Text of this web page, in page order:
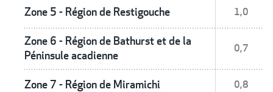
Zone 5 - Région de Restigouche 1,0
Zone 6 - Région de Bathurst et de la
Péninsule acadienne
0,7
Zone 7 - Région de Miramichi 0,8